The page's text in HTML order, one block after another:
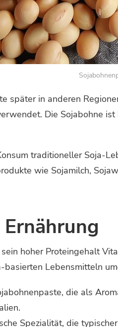
später in anderen
Die Sojabohne
traditioneller Soja-
wie Sojamilch,
hoher Proteingehalt
basierten Lebensmitteln
die als
Spezialität, die